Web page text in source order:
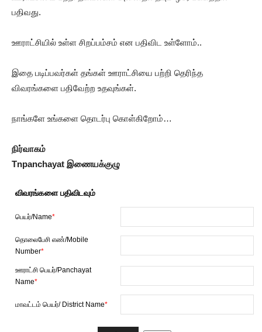
பதிவது.
ஊராட்சியில் உள்ள சிறப்பம்சம் என பதிவிட உள்ளோம்..
இதை படிப்பவர்கள் தங்கள் ஊராட்சியை பற்றி தெரிந்த
விவரங்களை பதிவேற்ற உதவுங்கள்.
நாங்களே உங்களை தொடர்பு கொள்கிறோம்…
நிர்வாகம்
Tnpanchayat இணையக்குழு
விவரங்களை பதிவிடவும்
பெயர்/Name*
தொலைபேசி எண்/Mobile
Number*
ஊராட்சி பெயர்/Panchayat
Name*
மாவட்டம் பெயர்/ District Name*